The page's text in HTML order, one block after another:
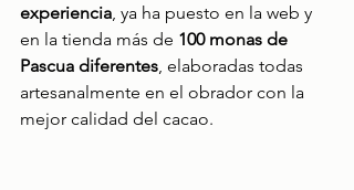
experiencia , ya ha puesto en la web y
en la tienda más de 100 monas de
Pascua diferentes , elaboradas todas
artesanalmente en el obrador con la
mejor calidad del cacao.